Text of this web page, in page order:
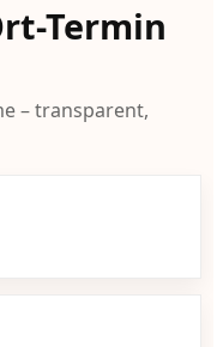
Termin
– transparent,